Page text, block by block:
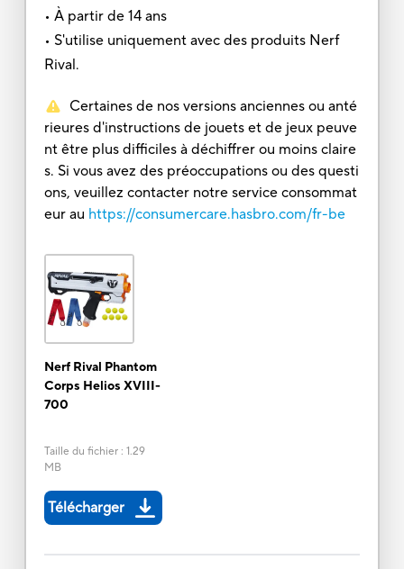
• À partir de 14 ans
• S'utilise uniquement avec des produits Nerf
Rival.
Certaines de nos versions anciennes ou anté
rieures d'instructions de jouets et de jeux peuve
nt être plus difficiles à déchiffrer ou moins claire
s. Si vous avez des préoccupations ou des questi
ons, veuillez contacter notre service consommat
eur au https://consumercare.hasbro.com/fr-be
Nerf Rival Phantom
Corps Helios XVIII-
700
Taille du fichier: 1.29
MB
Télécharger